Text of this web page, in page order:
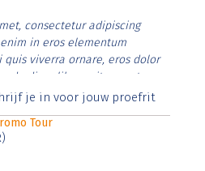
consectetur adipiscing
in eros elementum
quis viverra ornare, eros dolor
diam libero vitae erat.
justo cursus id rutrum lorem
je in voor jouw proefrit
Tour